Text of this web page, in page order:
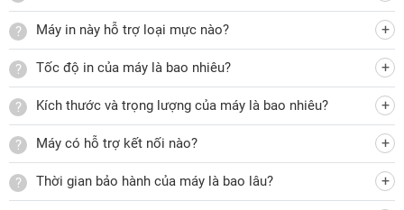
tiện lợi nhất. Ngoài ra, người dùng cũng có thể in trực tiếp tài
liệu từ USB mà không cần sử dụng tới máy tính.
Hơn nữa, chiếc máy in này còn tương thích với hệ điều hành
MacOS, Windows để tối ưu quy trình in ấn tạo nên trải
nghiệm sử dụng tốt cho Quý khách hàng.
Vận hành êm, tiết kiệm điện năng
Sản phẩm có công suất tiêu thụ điện là 10W, ở chế độ chờ là
Máy in này hỗ trợ loại mực nào?
Tốc độ in của máy là bao nhiêu?
Kích thước và trọng lượng của máy là bao nhiêu?
Máy có hỗ trợ kết nối nào?
Thời gian bảo hành của máy là bao lâu?